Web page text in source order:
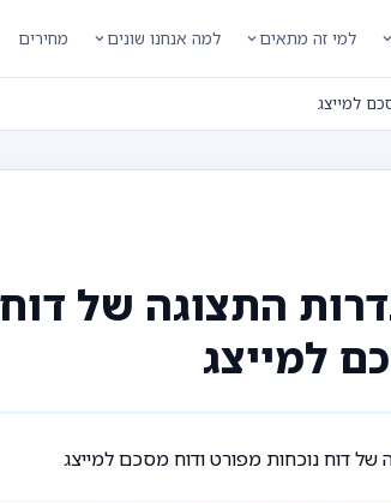
למי זה מתאים למה אנחנו שונים מחירים
למייצג
התצוגה של
למייצג
של דוח נוכחות מפורט ודוח מסכם למייצג